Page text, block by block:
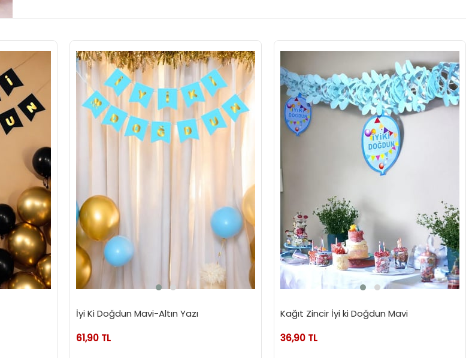
İyi Ki Doğdun Mavi-Altın Yazı
61,90 TL
Kağıt Zincir İyi ki Doğdun Mavi
36,90 TL